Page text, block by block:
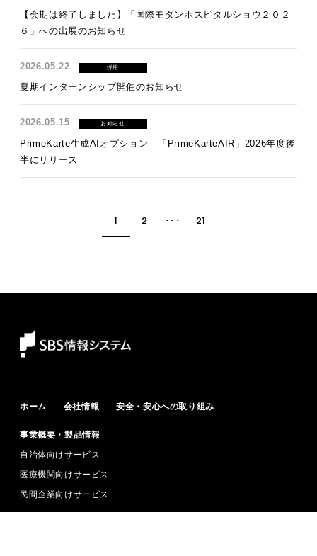
【会期は終了しました】「国際モダンホスピタルショウ２０２
６」への出展のお知らせ
2026.05.22 採用
夏期インターンシップ開催のお知らせ
2026.05.15 お知らせ
PrimeKarte生成AIオプション 「PrimeKarteAIR」2026年度後
半にリリース
1 2 ･･･ 21
ホーム 会社情報 安全・安心への取り組み
事業概要・製品情報
自治体向けサービス
医療機関向けサービス
民間企業向けサービス